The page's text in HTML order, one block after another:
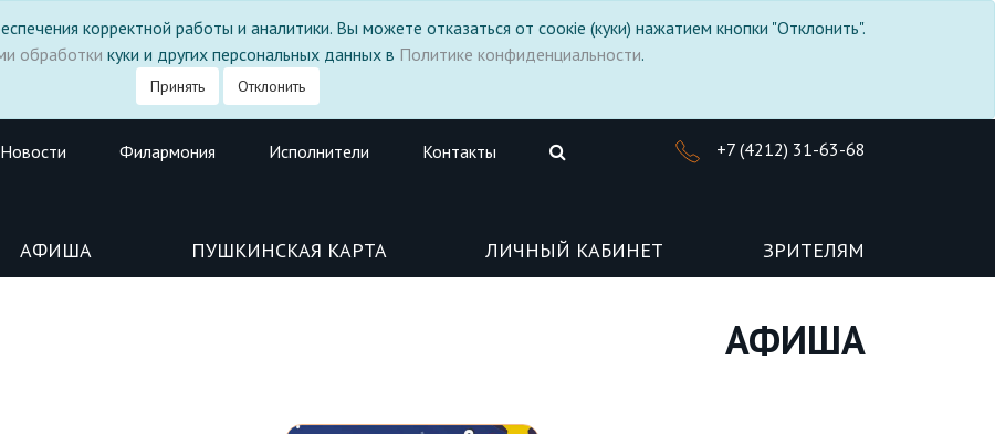
корректной работы и аналитики. Вы можете отказаться от соокіе (куки) нажатием кнопки "Отклонить".
обработки куки и других персональных данных в Политике конфиденциальности.
Принять Отклонить
Новости Филармония Исполнители Контакты +7 (4212) 31-63-68
АФИША ПУШКИНСКАЯ КАРТА ЛИЧНЫЙ КАБИНЕТ ЗРИТЕЛЯМ
АФИША